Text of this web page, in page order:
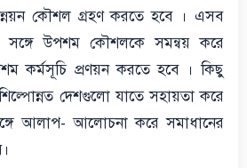
কৌশল গ্রহণ করতে হবে । এসব
সঙ্গে উপশম কৌশলকে সমন্বয় করে
কর্মসূচি প্রণয়ন করতে হবে । কিছু
দেশগুলো যাতে সহায়তা করে
আলাপ- আলোচনা করে সমাধানের